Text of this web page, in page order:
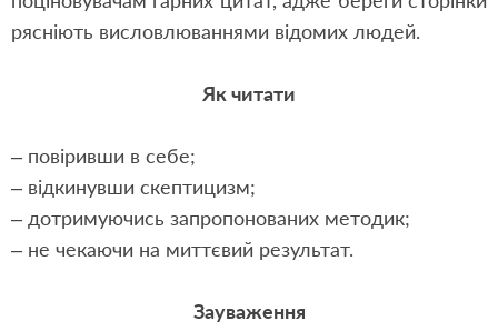
рясніють висловлюваннями відомих людей.
Як читати
– повіривши в себе;
– відкинувши скептицизм;
– дотримуючись запропонованих методик;
– не чекаючи на миттєвий результат.
Зауваження